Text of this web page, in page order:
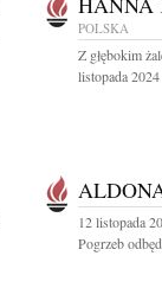
POLSKA
Z głębokim
listopada
12 listopada
Pogrzeb